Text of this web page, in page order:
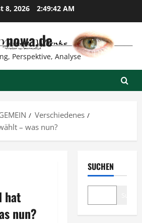
8, 2026 2:49:43 AM
nowa.de
Perspektive, Analyse
Verschiedenes
– was nun?
hat
nun?
SUCHEN